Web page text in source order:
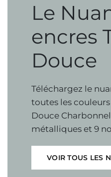
Le
encres
Douce
Téléchargez le
toutes les couleurs
Douce
métalliques et 9
VOIR TOUS LES